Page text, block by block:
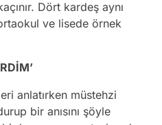
Dört kardeş aynı
ve lisede örnek
anlatırken müstehzi
bir anısını şöyle